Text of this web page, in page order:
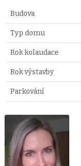
Budova
Typ domu
Rok kolaudace
Rok výstavby
Parkování